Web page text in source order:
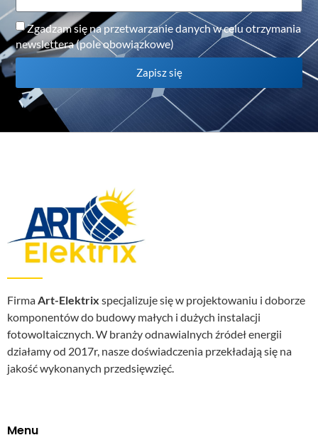
Zgadzam się na przetwarzanie danych w celu otrzymania
newslettera (pole obowiązkowe)
Zapisz się
FirmaArt-Elektrix specjalizuje się w projektowaniu i doborze
komponentów do budowy małych i dużych instalacji
fotowoltaicznych. W branży odnawialnych źródeł energii
działamy od 2017r, nasze doświadczenia przekładają się na
jakość wykonanych przedsięwzięć.
Menu